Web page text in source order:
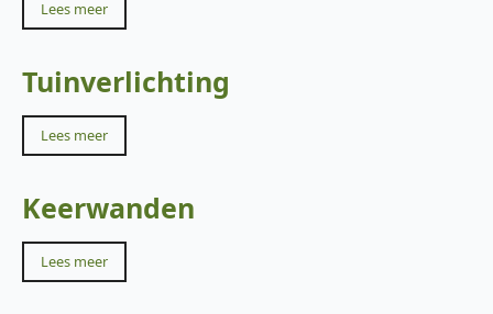
Lees meer
Tuinverlichting
Lees meer
Keerwanden
Lees meer